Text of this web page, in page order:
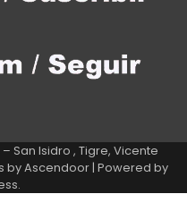
San Isidro , Tigre, Vicente
byAscendoor| Powered by
.